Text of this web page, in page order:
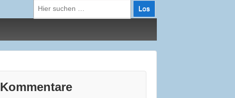
Suche
nach:
Kommentare